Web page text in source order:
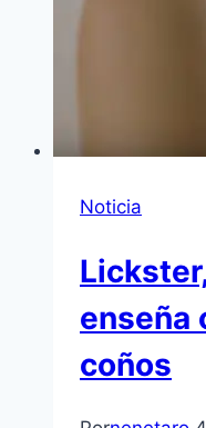
Noticia
enseña
coños